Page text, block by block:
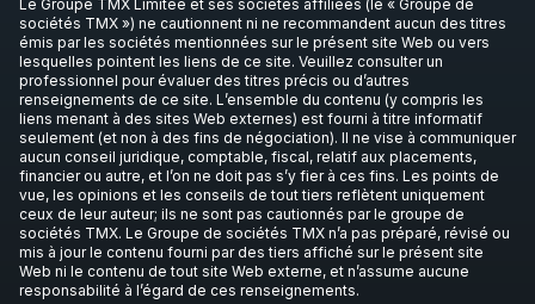
Le Groupe TMX Limitée et ses sociétés affiliées (le « Groupe de
sociétés TMX ») ne cautionnent ni ne recommandent aucun des titres
émis par les sociétés mentionnées sur le présent site Web ou vers
lesquelles pointent les liens de ce site. Veuillez consulter un
professionnel pour évaluer des titres précis ou d’autres
renseignements de ce site. L’ensemble du contenu (y compris les
liens menant à des sites Web externes) est fourni à titre informatif
seulement (et non à des fins de négociation). Il ne vise à communiquer
aucun conseil juridique, comptable, fiscal, relatif aux placements,
financier ou autre, et l’on ne doit pas s’y fier à ces fins. Les points de
vue, les opinions et les conseils de tout tiers reflètent uniquement
ceux de leur auteur; ils ne sont pas cautionnés par le groupe de
sociétés TMX. Le Groupe de sociétés TMX n’a pas préparé, révisé ou
mis à jour le contenu fourni par des tiers affiché sur le présent site
Web ni le contenu de tout site Web externe, et n’assume aucune
responsabilité à l’égard de ces renseignements.